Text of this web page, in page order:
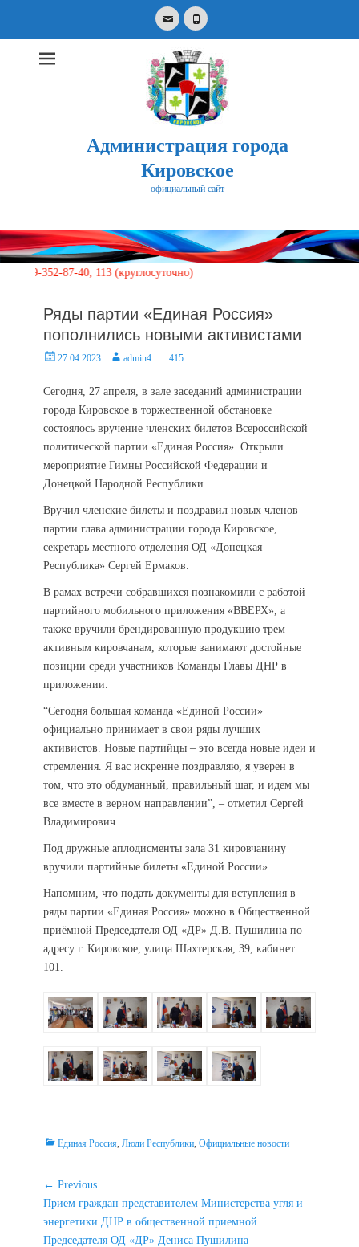
EmailPhone
Администрация города
Кировское
официальный сайт
for:
87-40, 113 (круглосуточно)
Ряды партии «Единая Россия»
пополнились новыми активистами
Posted27.04.2023 Authoradmin4 415
Сегодня, 27 апреля, в зале заседаний администрации
города Кировское в торжественной обстановке
состоялось вручение членских билетов Всероссийской
политической партии «Единая Россия». Открыли
мероприятие Гимны Российской Федерации и
Донецкой Народной Республики.
Вручил членские билеты и поздравил новых членов
партии глава администрации города Кировское,
секретарь местного отделения ОД «Донецкая
Республика» Сергей Ермаков.
В рамах встречи собравшихся познакомили с работой
партийного мобильного приложения «ВВЕРХ», а
также вручили брендированную продукцию трем
активным кировчанам, которые занимают достойные
позиции среди участников Команды Главы ДНР в
приложении.
“Сегодня большая команда «Единой России»
официально принимает в свои ряды лучших
активистов. Новые партийцы – это всегда новые идеи и
стремления. Я вас искренне поздравляю, я уверен в
том, что это обдуманный, правильный шаг, и идем мы
все вместе в верном направлении”, – отметил Сергей
Владимирович.
Под дружные аплодисменты зала 31 кировчанину
вручили партийные билеты «Единой России».
Напомним, что подать документы для вступления в
ряды партии «Единая Россия» можно в Общественной
приёмной Председателя ОД «ДР» Д.В. Пушилина по
адресу г. Кировское, улица Шахтерская, 39, кабинет
101.
Categories
Единая Россия, Люди Республики, Официальные новости
Навигация
по
записям
← Previous
Previous
post:
Прием граждан представителем Министерства угля и
энергетики ДНР в общественной приемной
Председателя ОД «ДР» Дениса Пушилина